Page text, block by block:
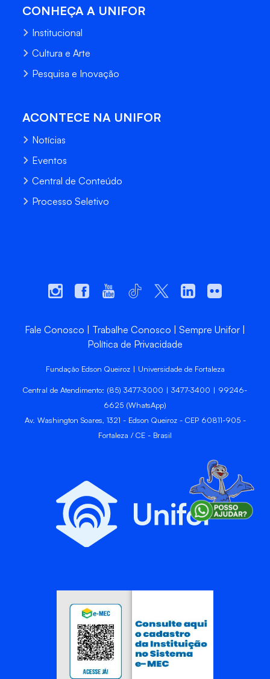
CONHEÇA A UNIFOR
Institucional
Cultura e Arte
Pesquisa e Inovação
ACONTECE NA UNIFOR
Notícias
Eventos
Central de Conteúdo
Processo Seletivo
Fale Conosco Trabalhe Conosco
Sempre Unifor
Política de Privacidade
Fundação Edson Queiroz | Universidade de Fortaleza
Central de Atendimento: (85) 3477-3000 | 3477-3400 | 99246-
6625 (WhatsApp)
Av. Washington Soares, 1321 - Edson Queiroz - CEP 60811-905 -
Fortaleza / CE - Brasil